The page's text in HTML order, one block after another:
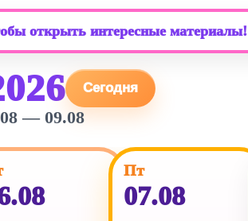
открыть интересные материалы!
Сегодня
— 09.08
Пт
07.08